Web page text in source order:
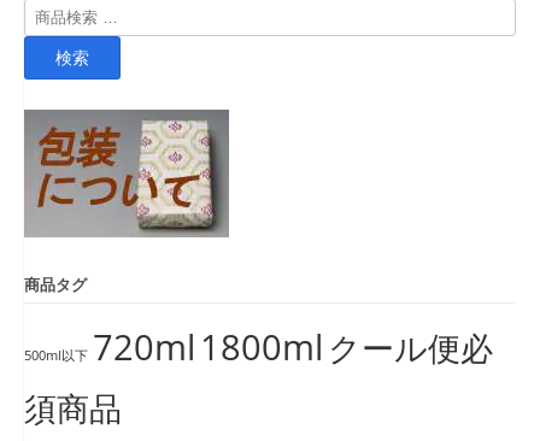
検
索
検索
商品タグ
500ml以下 720ml 1800ml クール便必
須商品